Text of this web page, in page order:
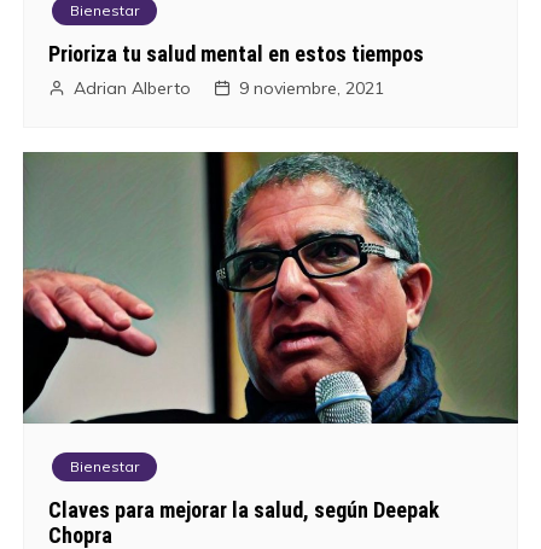
d
n
r
Bienestar
Prioriza tu salud mental en estos tiempos
Adrian Alberto 9 noviembre, 2021
Bienestar
Claves para mejorar la salud, según Deepak
Chopra